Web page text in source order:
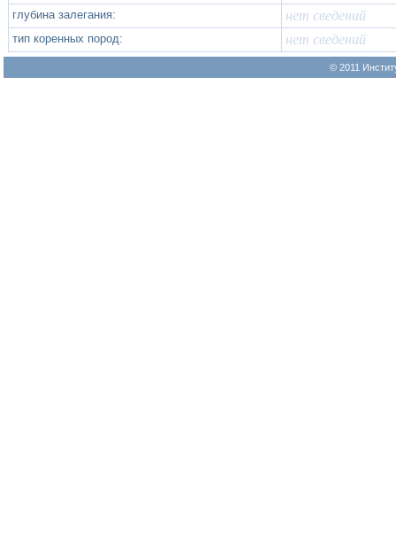
глубина залегания: нет сведений
тип коренных пород: нет сведений
© 2011